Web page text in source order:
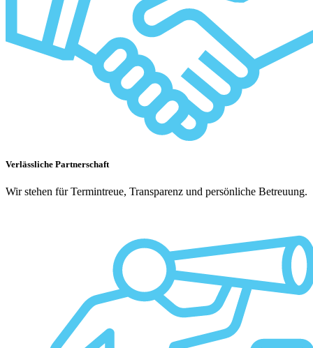
Verlässliche Partnerschaft
Wir stehen für Termintreue, Transparenz und persönliche Betreuung.